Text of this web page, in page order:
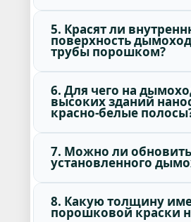
5. Красят ли
поверхность
трубы порошком?
6. Для чего на
высоких зданий
красно-белые
7. Можно ли
установленного
8. Какую толщину
порошковой краски